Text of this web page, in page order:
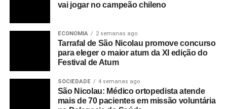
vai jogar no campeão chileno
ECONOMIA 2 semanas ago
Tarrafal de São Nicolau promove concurso
para eleger o maior atum da XI edição do
Festival de Atum
SOCIEDADE 4 semanas ago
São Nicolau: Médico ortopedista atende
mais de 70 pacientes em missão voluntária